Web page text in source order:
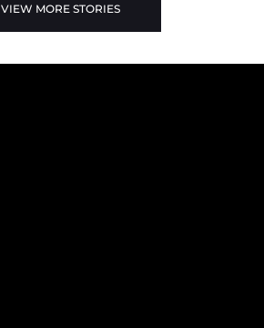
VIEW MORE STORIES